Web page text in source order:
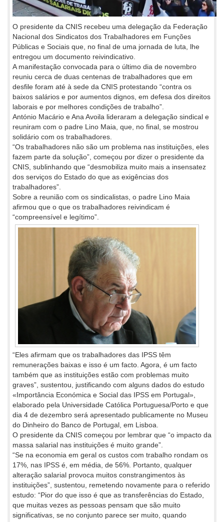
O presidente da CNIS recebeu uma delegação da Federação
Nacional dos Sindicatos dos Trabalhadores em Funções
Públicas e Sociais que, no final de uma jornada de luta, lhe
entregou um documento reivindicativo.
A manifestação convocada para o último dia de novembro
reuniu cerca de duas centenas de trabalhadores que em
desfile foram até à sede da CNIS protestando “contra os
baixos salários e por aumentos dignos, em defesa dos direitos
laborais e por melhores condições de trabalho”.
António Macário e Ana Avoila lideraram a delegação sindical e
reuniram com o padre Lino Maia, que, no final, se mostrou
solidário com os trabalhadores.
“Os trabalhadores não são um problema nas instituições, eles
fazem parte da solução”, começou por dizer o presidente da
CNIS, sublinhando que “desmobiliza muito mais a insensatez
dos serviços do Estado do que as exigências dos
trabalhadores”.
Sobre a reunião com os sindicalistas, o padre Lino Maia
afirmou que o que os trabalhadores reivindicam é
“compreensível e legítimo”.
“Eles afirmam que os trabalhadores das IPSS têm
remunerações baixas e isso é um facto. Agora, é um facto
também que as instituições estão com problemas muito
graves”, sustentou, justificando com alguns dados do estudo
«Importância Económica e Social das IPSS em Portugal»,
elaborado pela Universidade Católica Portuguesa/Porto e que
dia 4 de dezembro será apresentado publicamente no Museu
do Dinheiro do Banco de Portugal, em Lisboa.
O presidente da CNIS começou por lembrar que “o impacto da
massa salarial nas instituições é muito grande”.
“Se na economia em geral os custos com trabalho rondam os
17%, nas IPSS é, em média, de 56%. Portanto, qualquer
alteração salarial provoca muitos constrangimentos às
instituições”, sustentou, remetendo novamente para o referido
estudo: “Pior do que isso é que as transferências do Estado,
que muitas vezes as pessoas pensam que são muito
significativas, se no conjunto parece ser muito, quando